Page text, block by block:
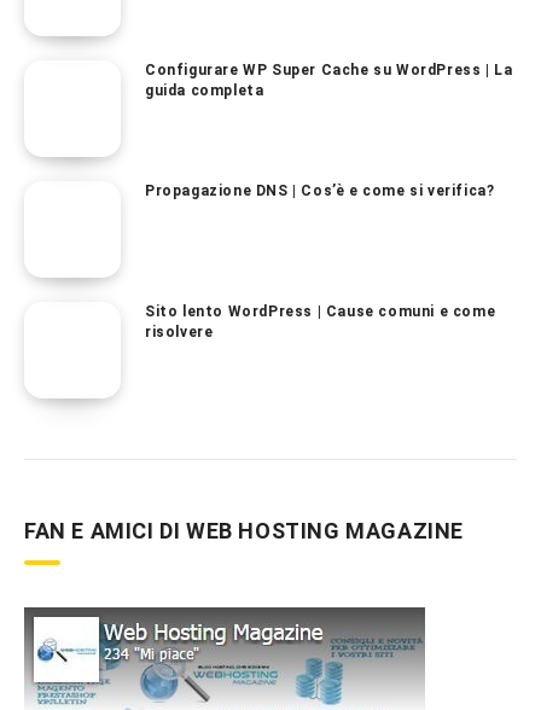
Configurare WP Super Cache su WordPress | La
guida completa
Propagazione DNS | Cos’è e come si verifica?
Sito lento WordPress | Cause comuni e come
risolvere
FAN E AMICI DI WEB HOSTING MAGAZINE